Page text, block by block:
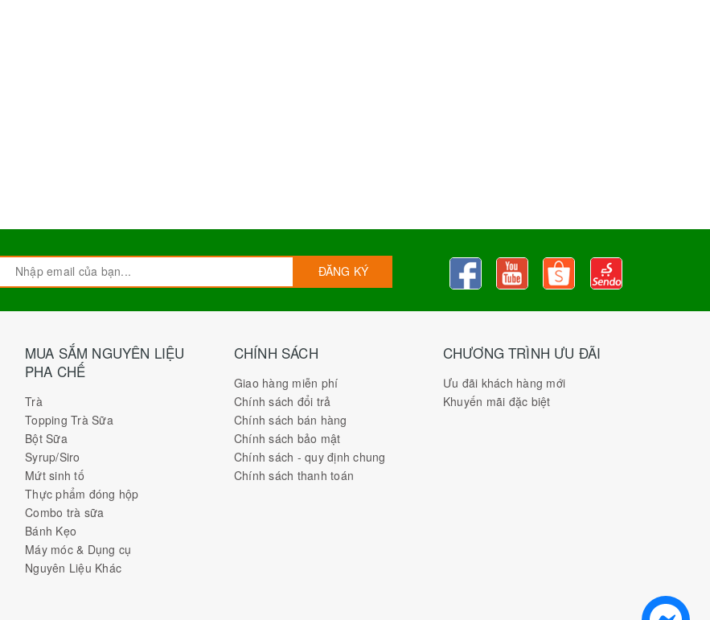
ĐĂNG KÝ
MUA SẮM NGUYÊN LIỆU
PHA CHẾ
Trà
Topping Trà Sữa
Bột Sữa
Syrup/Siro
Mứt sinh tố
Thực phẩm đóng hộp
Combo trà sữa
Bánh Kẹo
Máy móc & Dụng cụ
Nguyên Liệu Khác
CHÍNH SÁCH
Giao hàng miễn phí
Chính sách đổi trả
Chính sách bán hàng
Chính sách bảo mật
Chính sách - quy định chung
Chính sách thanh toán
CHƯƠNG TRÌNH ƯU ĐÃI
Ưu đãi khách hàng mới
Khuyến mãi đặc biệt